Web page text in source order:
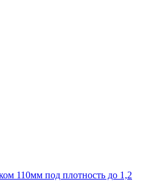
110мм под плотность до 1,2